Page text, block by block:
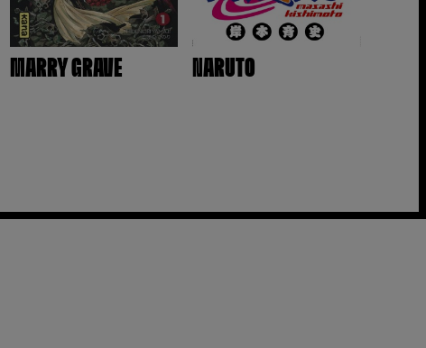
MARRY GRAVE NARUTO